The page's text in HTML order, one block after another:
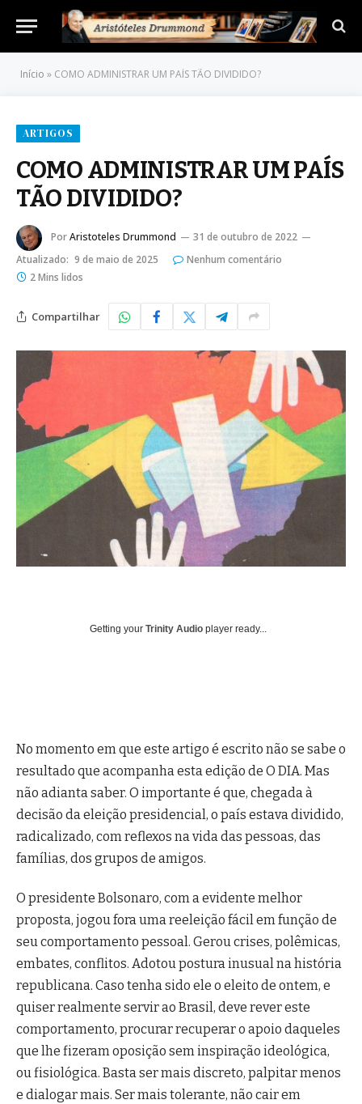
Início » COMO ADMINISTRAR UM PAÍS TÃO DIVIDIDO?
ARTIGOS
COMO ADMINISTRAR UM PAÍS
TÃO DIVIDIDO?
PorAristoteles Drummond
31 de outubro de 2022
Atualizado: 9 de maio de 2025
Nenhum comentário
2 Mins lidos
Compartilhar
Getting your Trinity Audio player ready...
No momento em que este artigo é escrito não se sabe o
resultado que acompanha esta edição de O DIA. Mas
não adianta saber. O importante é que, chegada à
decisão da eleição presidencial, o país estava dividido,
radicalizado, com reflexos na vida das pessoas, das
famílias, dos grupos de amigos.
O presidente Bolsonaro, com a evidente melhor
proposta, jogou fora uma reeleição fácil em função de
seu comportamento pessoal. Gerou crises, polêmicas,
embates, conflitos. Adotou postura inusual na história
republicana. Caso tenha sido ele o eleito de ontem, e
quiser realmente servir ao Brasil, deve rever este
comportamento, procurar recuperar o apoio daqueles
que lhe fizeram oposição sem inspiração ideológica,
ou fisiológica. Basta ser mais discreto, palpitar menos
e dialogar mais. Ser mais tolerante, não cair em